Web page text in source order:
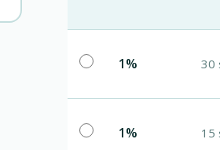
1% 30
1% 15